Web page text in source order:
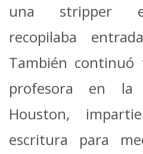
una stripper
recopilaba
También continuó
profesora en la
Houston,
escritura para